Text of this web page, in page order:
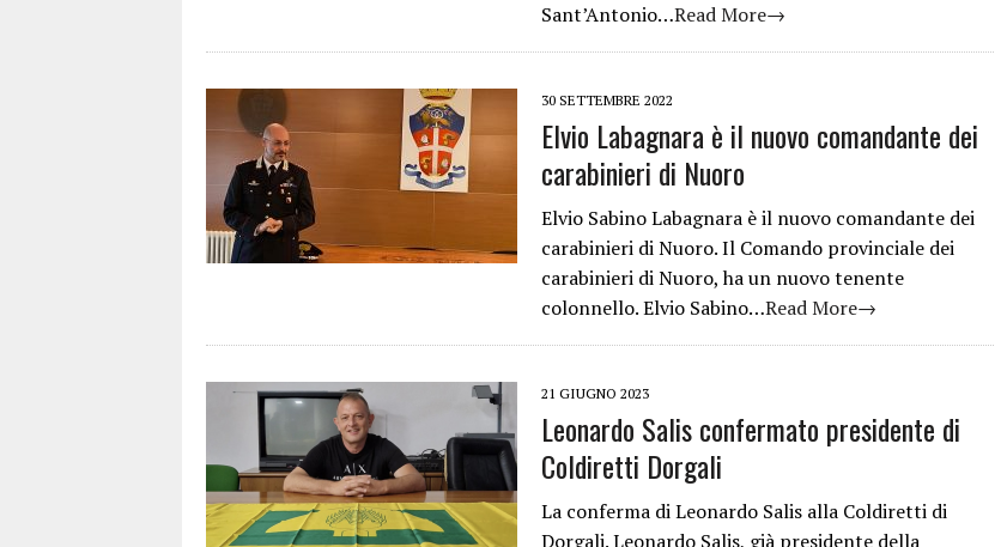
Sant’Antonio…Read More→
30 SETTEMBRE 2022
Elvio Labagnara è il nuovo comandante dei
carabinieri di Nuoro
Elvio Sabino Labagnara è il nuovo comandante dei
carabinieri di Nuoro. Il Comando provinciale dei
carabinieri di Nuoro, ha un nuovo tenente
colonnello. Elvio Sabino…Read More→
21 GIUGNO 2023
Leonardo Salis confermato presidente di
Coldiretti Dorgali
La conferma di Leonardo Salis alla Coldiretti di
Dorgali. Leonardo Salis, già presidente della